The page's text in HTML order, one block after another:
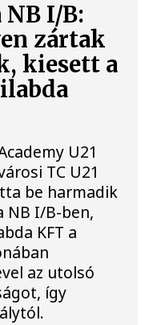
I/B:
zártak
kiesett a
U21
TC U21
be harmadik
NB I/B-ben,
KFT a
az utolsó
így